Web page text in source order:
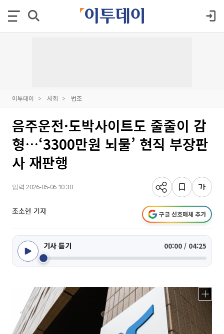
이투데이 사회 법조
음주운전·도박사이트도 줄줄이 감
형…‘3300만원 뇌물’ 현직 부장판
사 재판행
입력 2026-05-06 10:30
조소현 기자 구글 선호매체 추가
기사 듣기 00:00 / 04:25